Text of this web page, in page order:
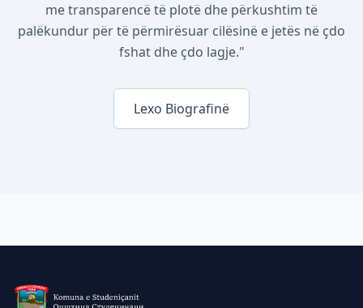
me transparencë të plotë dhe përkushtim të
palëkundur për të përmirësuar cilësinë e jetës në çdo
fshat dhe çdo lagje."
Lexo Biografinë